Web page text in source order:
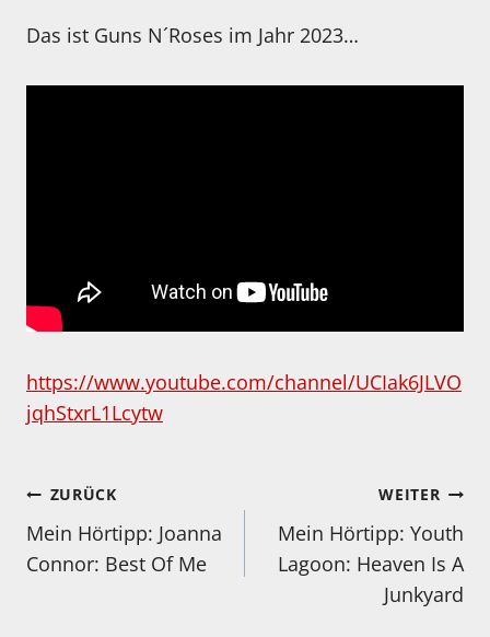
Das ist Guns N´Roses im Jahr 2023…
https://www.youtube.com/channel/UCIak6JLVO
jqhStxrL1Lcytw
Beitragsnavigation
ZURÜCK
Mein Hörtipp: Joanna
Connor: Best Of Me
WEITER
Mein Hörtipp: Youth
Lagoon: Heaven Is A
Junkyard